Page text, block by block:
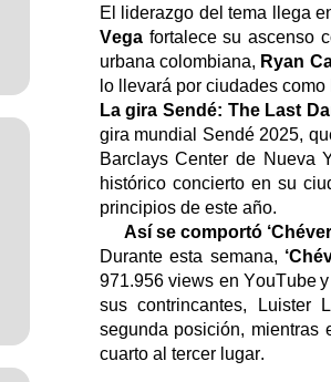
El liderazgo del tema llega
Vegafortalece su ascenso
urbana colombiana, Ryan
lo llevará por ciudades
La giraSendé: The Last
gira mundial Sendé2025,
Barclays Center de Nueva
histórico concierto en su
principios de este año.
Así se comportó
Durante esta semana,
971.956views en YouTube
sus contrincantes, Luister
segunda posición, mientras
cuarto al tercer lugar.